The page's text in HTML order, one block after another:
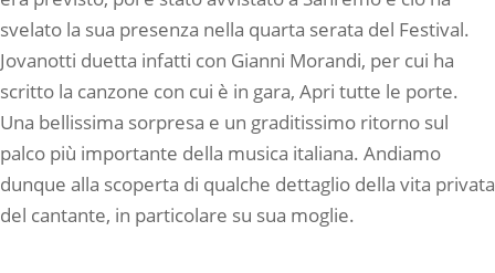
svelato la sua presenza nella quarta serata del Festival.
Jovanotti duetta infatti con Gianni Morandi, per cui ha
scritto la canzone con cui è in gara, Apri tutte le porte.
Una bellissima sorpresa e un graditissimo ritorno sul
palco più importante della musica italiana. Andiamo
dunque alla scoperta di qualche dettaglio della vita privata
del cantante, in particolare su sua moglie.